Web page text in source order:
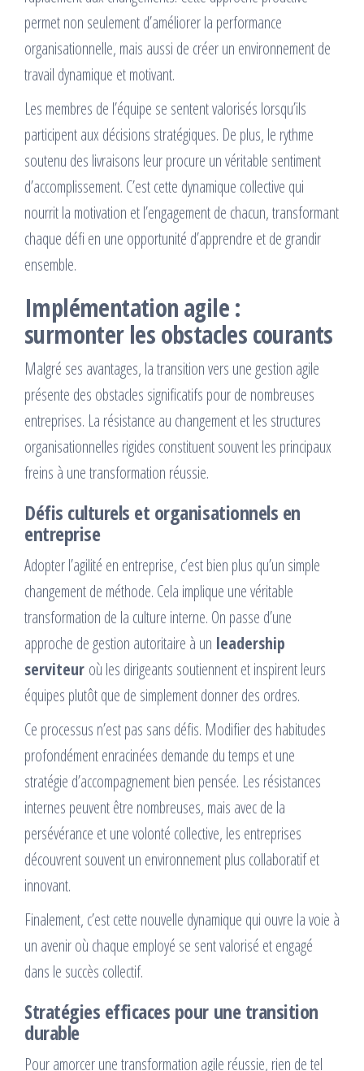
permet non seulement d’améliorer la performance
organisationnelle, mais aussi de créer un environnement de
travail dynamique et motivant.
Les membres de l’équipe se sentent valorisés lorsqu’ils
participent aux décisions stratégiques. De plus, le rythme
soutenu des livraisons leur procure un véritable sentiment
d’accomplissement. C’est cette dynamique collective qui
nourrit la motivation et l’engagement de chacun, transformant
chaque défi en une opportunité d’apprendre et de grandir
ensemble.
Implémentation agile :
surmonter les obstacles courants
Malgré ses avantages, la transition vers une gestion agile
présente des obstacles significatifs pour de nombreuses
entreprises. La résistance au changement et les structures
organisationnelles rigides constituent souvent les principaux
freins à une transformation réussie.
Défis culturels et organisationnels en
entreprise
Adopter l’agilité en entreprise, c’est bien plus qu’un simple
changement de méthode. Cela implique une véritable
transformation de la culture interne. On passe d’une
approche de gestion autoritaire à un leadership
serviteur où les dirigeants soutiennent et inspirent leurs
équipes plutôt que de simplement donner des ordres.
Ce processus n’est pas sans défis. Modifier des habitudes
profondément enracinées demande du temps et une
stratégie d’accompagnement bien pensée. Les résistances
internes peuvent être nombreuses, mais avec de la
persévérance et une volonté collective, les entreprises
découvrent souvent un environnement plus collaboratif et
innovant.
Finalement, c’est cette nouvelle dynamique qui ouvre la voie à
un avenir où chaque employé se sent valorisé et engagé
dans le succès collectif.
Stratégies efficaces pour une transition
durable
Pour amorcer une transformation agile réussie, rien de tel